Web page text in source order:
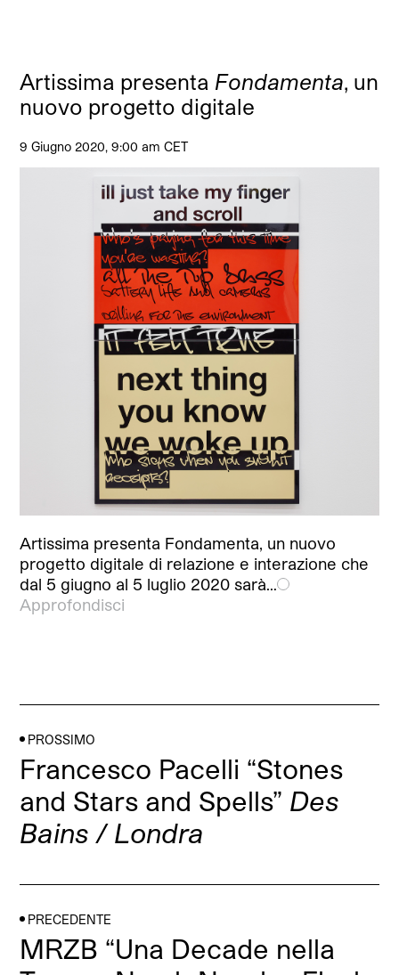
Artissima presenta Fondamenta, un
nuovo progetto digitale
9 Giugno 2020, 9:00 am CET
Artissima presenta Fondamenta, un nuovo
progetto digitale di relazione e interazione che
dal 5 giugno al 5 luglio 2020 sarà…
Approfondisci
PROSSIMO
Francesco Pacelli “Stones
and Stars and Spells” Des
Bains / Londra
PRECEDENTE
MRZB “Una Decade nella